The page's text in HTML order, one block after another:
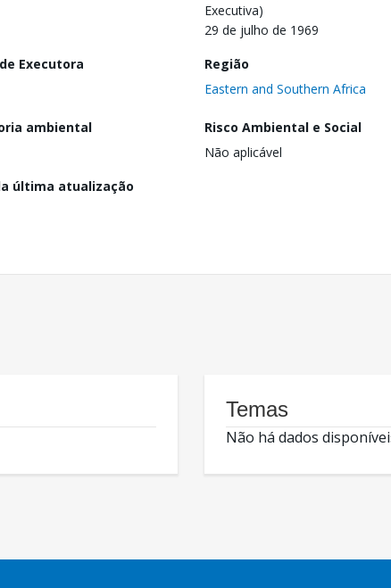
Executiva)
29 de julho de 1969
Executora
Região
Eastern and Southern Africa
ambiental
Risco Ambiental e Social
Não aplicável
última atualização
Temas
Não há dados